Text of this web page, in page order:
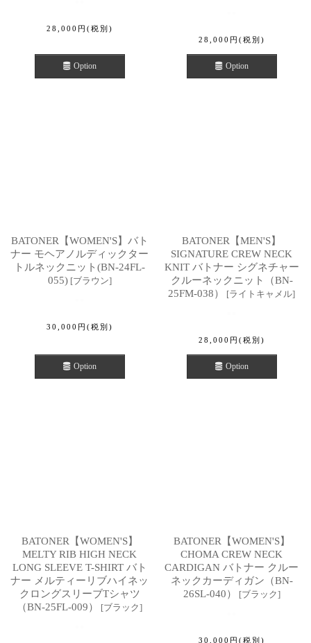
28,000 円 (税別)
Option
28,000 円 (税別)
Option
BATONER【WOMEN'S】バト
ナー モヘアノルディックター
トルネックニット(BN-24FL-
055) [ブラウン]
30,000 円 (税別)
Option
BATONER【MEN'S】
SIGNATURE CREW NECK
KNIT バトナー シグネチャー
クルーネックニット（BN-
25FM-038）
[ライトキャメル]
28,000 円 (税別)
Option
BATONER【WOMEN'S】
MELTY RIB HIGH NECK
LONG SLEEVE T-SHIRT バト
ナー メルティーリブハイネッ
クロングスリーブTシャツ
（BN-25FL-009）
[ブラック]
BATONER【WOMEN'S】
CHOMA CREW NECK
CARDIGAN バトナー クルー
ネックカーディガン（BN-
26SL-040）
[ブラック]
30,000 円 (税別)